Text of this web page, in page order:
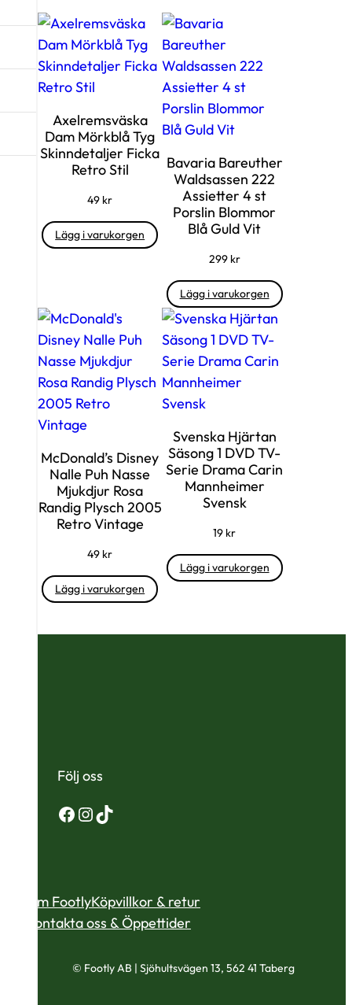
Axelremsväska
Dam Mörkblå Tyg
Skinndetaljer Ficka
Retro Stil
49 kr
Lägg i varukorgen
Bavaria Bareuther
Waldsassen 222
Assietter 4 st
Porslin Blommor
Blå Guld Vit
299 kr
Lägg i varukorgen
McDonald’s Disney
Nalle Puh Nasse
Mjukdjur Rosa
Randig Plysch 2005
Retro Vintage
49 kr
Lägg i varukorgen
Svenska Hjärtan
Säsong 1 DVD TV-
Serie Drama Carin
Mannheimer
Svensk
19 kr
Lägg i varukorgen
Följ oss
Facebook
Instagram
TikTok
Om FootlyKöpvillkor & retur
Kontakta oss & Öppettider
© Footly AB | Sjöhultsvägen 13, 562 41 Taberg